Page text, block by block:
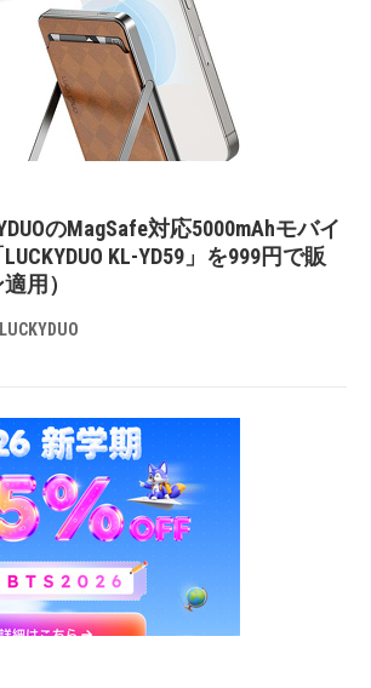
のMagSafe対応5000mAhモバイ
KL-YD59」を999円で販
用）